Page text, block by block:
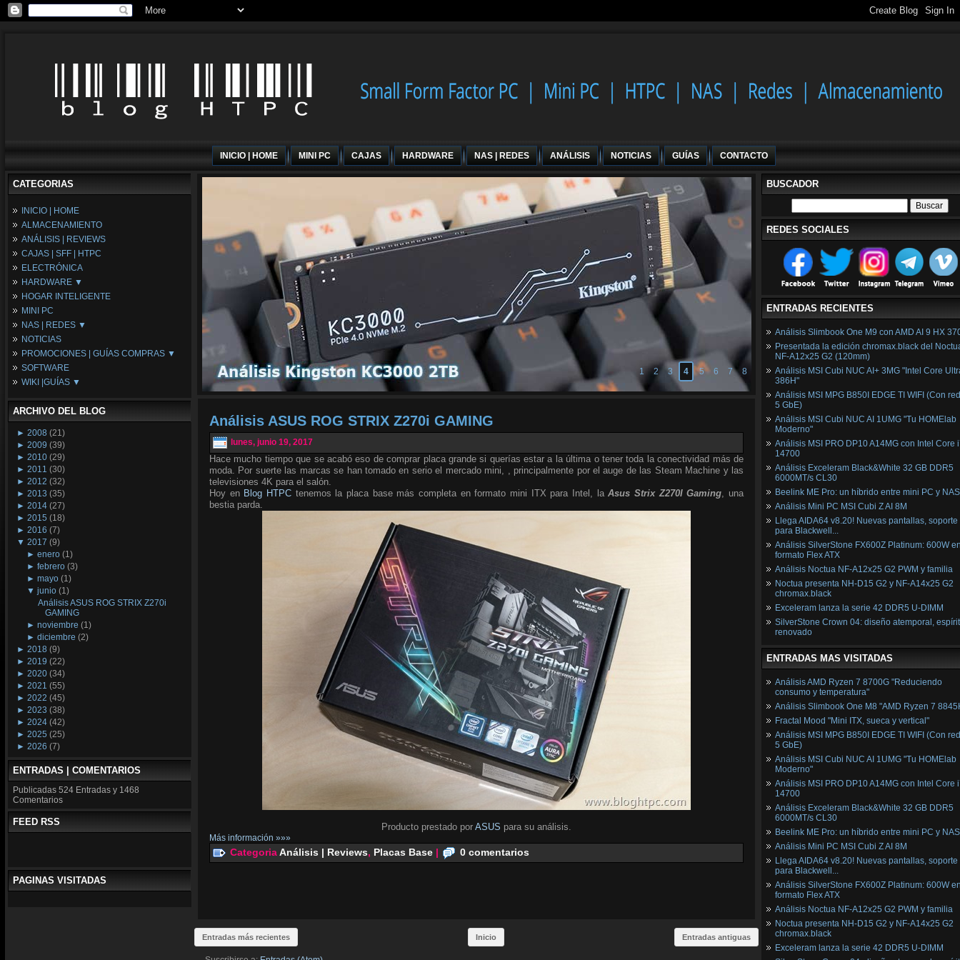
INICIO | HOME MINI PC CAJAS HARDWARE NAS | REDES ANÁLISIS NOTICIAS GUÍAS CONTACTO
CATEGORIAS
INICIO | HOME
ALMACENAMIENTO
ANÁLISIS | REVIEWS
CAJAS | SFF | HTPC
ELECTRÓNICA
HARDWARE ▼
Fuentes de Alimentación
Memória RAM
Placas Base
Procesadores
Periféricos
Refrigeración
Tarjetas Gráficas
HOGAR INTELIGENTE
MINI PC
NAS | REDES ▼
NAS
Espacio Synology
Redes
NOTICIAS
PROMOCIONES | GUÍAS COMPRAS ▼
Configuraciones Ordenadores
Guías de Compras
SOFTWARE
WIKI |GUÍAS ▼
Wikipedia
ARCHIVO DEL BLOG
► 2008 (21)
► 2009 (39)
► 2010 (29)
► 2011 (30)
► 2012 (32)
► 2013 (35)
► 2014 (27)
► 2015 (18)
► 2016 (7)
▼ 2017 (9)
►enero (1)
►febrero (3)
►mayo (1)
▼junio (1)
Análisis ASUS ROG STRIX Z270i
GAMING
►noviembre (1)
►diciembre (2)
► 2018 (9)
► 2019 (22)
► 2020 (34)
► 2021 (55)
► 2022 (45)
► 2023 (38)
► 2024 (42)
► 2025 (25)
► 2026 (7)
ENTRADAS | COMENTARIOS
Publicadas 524 Entradas y 1468
Comentarios
FEED RSS
PAGINAS VISITADAS
1 2 3 4 5 6 7 8
Análisis ASUS ROG STRIX Z270i GAMING
lunes, junio 19, 2017
Hace mucho tiempo que se acabó eso de comprar placa grande si querías estar a la última o tener toda la conectividad más de
moda. Por suerte las marcas se han tomado en serio el mercado mini, , principalmente por el auge de las Steam Machine y las
televisiones 4K para el salón.
Hoy en Blog HTPC tenemos la placa base más completa en formato mini ITX para Intel, laAsus Strix Z270I Gaming, una
bestia parda.
Producto prestado por ASUS para su análisis.
Más información »»»
CategoriaAnálisis | Reviews, Placas Base | 0 comentarios
Entradas más recientes Entradas antiguas
Inicio
BUSCADOR
REDES SOCIALES
ENTRADAS RECIENTES
Análisis Slimbook One M9 con AMD AI 9 HX
Presentada la edición chromax.black del
NF‑A12x25 G2 (120mm)
Análisis MSI Cubi NUC AI+ 3MG "Intel Core
386H"
Análisis MSI MPG B850I EDGE TI WIFI (Con
5 GbE)
Análisis MSI Cubi NUC AI 1UMG "Tu HOMElab
Moderno"
Análisis MSI PRO DP10 A14MG con Intel Core
14700
Análisis Exceleram Black&White 32 GB DDR5
6000MT/s CL30
Beelink ME Pro: un híbrido entre mini PC y NAS
Análisis Mini PC MSI Cubi Z AI 8M
Llega AIDA64 v8.20! Nuevas pantallas, soporte
para Blackwell...
Análisis SilverStone FX600Z Platinum: 600W
formato Flex ATX
Análisis Noctua NF-A12x25 G2 PWM y familia
Noctua presenta NH-D15 G2 y NF-A14x25 G2
chromax.black
Exceleram lanza la serie 42 DDR5 U-DIMM
SilverStone Crown 04: diseño atemporal,
renovado
ENTRADAS MAS VISITADAS
Análisis AMD Ryzen 7 8700G "Reduciendo
consumo y temperatura"
Análisis Slimbook One M8 "AMD Ryzen 7
Fractal Mood "Mini ITX, sueca y vertical"
Análisis MSI MPG B850I EDGE TI WIFI (Con
5 GbE)
Análisis MSI Cubi NUC AI 1UMG "Tu HOMElab
Moderno"
Análisis MSI PRO DP10 A14MG con Intel Core
14700
Análisis Exceleram Black&White 32 GB DDR5
6000MT/s CL30
Beelink ME Pro: un híbrido entre mini PC y NAS
Análisis Mini PC MSI Cubi Z AI 8M
Llega AIDA64 v8.20! Nuevas pantallas, soporte
para Blackwell...
Análisis SilverStone FX600Z Platinum: 600W
formato Flex ATX
Análisis Noctua NF-A12x25 G2 PWM y familia
Noctua presenta NH-D15 G2 y NF-A14x25 G2
chromax.black
Exceleram lanza la serie 42 DDR5 U-DIMM